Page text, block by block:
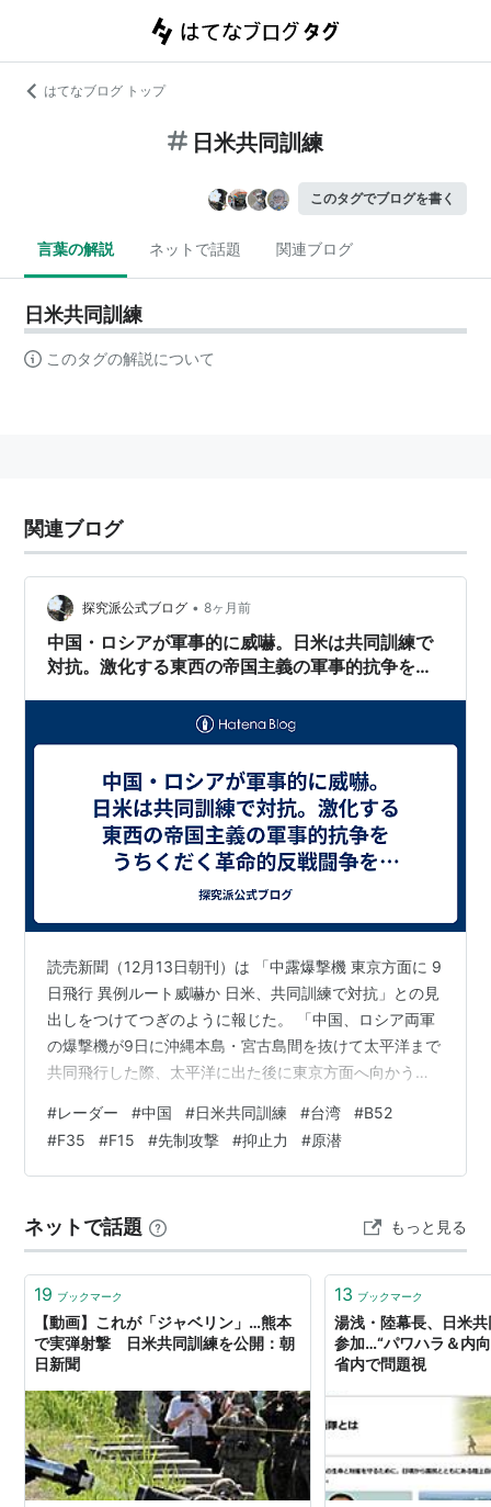
はてなブログ トップ
日米共同訓練
このタグでブログを書く
言葉の解説 ネットで話題 関連ブログ
日米共同訓練
このタグの解説について
関連ブログ
探究派公式ブログ • 8ヶ月前
中国・ロシアが軍事的に威嚇。日米は共同訓練で
対抗。激化する東西の帝国主義の軍事的抗争をう
読売新聞（12月13日朝刊）は 「中露爆撃機 東京方面に 9
日飛行 異例ルート威嚇か 日米、共同訓練で対抗」との見
出しをつけてつぎのように報じた。 「中国、ロシア両軍
の爆撃機が9日に沖縄本島・宮古島間を抜けて太平洋まで
共同飛行した際、太平洋に出た後に東京方面へ向かう異
巡航ミサイルを搭載可能な改良型の戦略爆撃機だった。
中国がロシアと連携して威嚇してきた可能性があり、日
本政府は警戒を強めている。 中露両軍の動きに対し、自
空で、核兵器を搭載可能な米軍のB52戦略爆撃機2機と空
自のF35戦闘機3機、F…
#レーダー #中国 #日米共同訓練 #台湾 #B52
#F35 #F15 #先制攻撃 #抑止力 #原潜
ネットで話題 もっと見る
19 ブックマーク
【動画】これが「ジャベリン」…熊本
で実弾射撃 日米共同訓練を公開：朝
日新聞
13 ブックマーク
湯浅・陸幕長、日米
参加…“パワハラ＆内
省内で問題視